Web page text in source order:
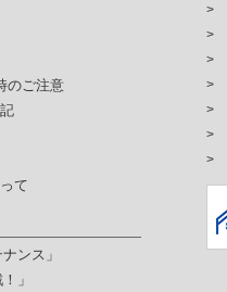
のご注意
て
ンス」
」